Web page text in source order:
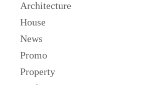
Architecture
House
News
Promo
Property